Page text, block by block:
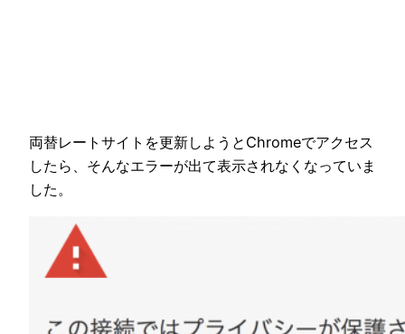
両替レートサイトを更新しようとChromeでアクセス
したら、そんなエラーが出て表示されなくなっていま
した。